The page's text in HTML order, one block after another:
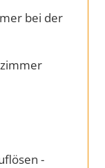
bei der
-